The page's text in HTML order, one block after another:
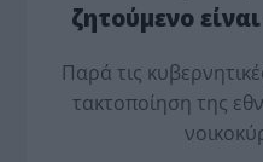
ζητούμενο
Παρά τις
τακτοποίηση της